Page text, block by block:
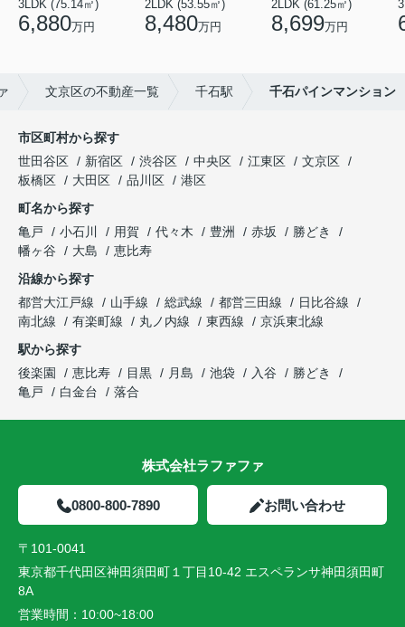
3LDK (75.14㎡)
6,880万円
2LDK (53.55㎡)
8,480万円
2LDK (61.25㎡)
8,699万円
文京区の不動産一覧 千石駅 千石パインマンション
市区町村から探す
世田谷区
新宿区 渋谷区 中央区 江東区
文京区
板橋区
大田区 品川区
港区
町名から探す
亀戸
小石川 用賀 代々木 豊洲 赤坂
勝どき
幡ヶ谷
大島
恵比寿
沿線から探す
都営大江戸線
山手線 総武線 都営三田線
日比谷線
南北線
有楽町線 丸ノ内線 東西線
京浜東北線
駅から探す
後楽園
恵比寿 目黒 月島 池袋 入谷
勝どき
亀戸
白金台 落合
株式会社ラファファ
0800-800-7890 お問い合わせ
〒101-0041
東京都千代田区神田須田町１丁目10-42 エスペランサ神田須田町
8A
営業時間： 10:00~18:00